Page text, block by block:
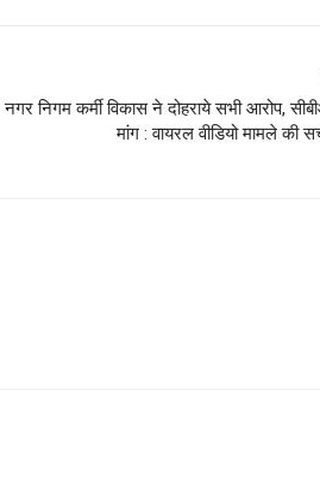
नगर निगम कर्मी विकास ने दोहराये सभी आरोप,
मांग : वायरल वीडियो मामले की